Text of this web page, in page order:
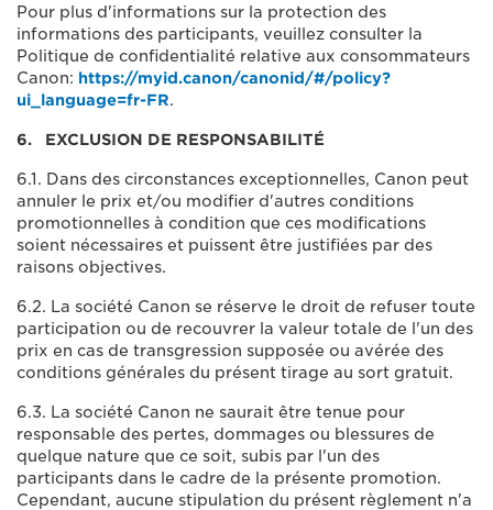
Pour plus d'informations sur la protection des
informations des participants, veuillez consulter la
Politique de confidentialité relative aux consommateurs
Canon: https://myid.canon/canonid/#/policy?
ui_language=fr-FR.
6. EXCLUSION DE RESPONSABILITÉ
6.1. Dans des circonstances exceptionnelles, Canon peut
annuler le prix et/ou modifier d'autres conditions
promotionnelles à condition que ces modifications
soient nécessaires et puissent être justifiées par des
raisons objectives.
6.2. La société Canon se réserve le droit de refuser toute
participation ou de recouvrer la valeur totale de l'un des
prix en cas de transgression supposée ou avérée des
conditions générales du présent tirage au sort gratuit.
6.3. La société Canon ne saurait être tenue pour
responsable des pertes, dommages ou blessures de
quelque nature que ce soit, subis par l'un des
participants dans le cadre de la présente promotion.
Cependant, aucune stipulation du présent règlement n'a